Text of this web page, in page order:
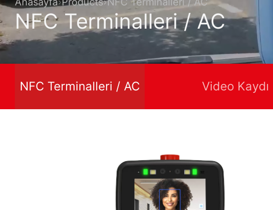
NFC Terminalleri / AC
NFC Terminalleri / AC Video Kaydı